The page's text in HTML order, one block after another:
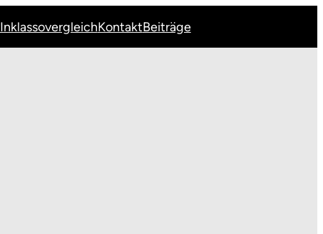
InklassovergleichKontaktBeiträge